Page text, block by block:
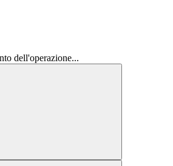
dell'operazione...